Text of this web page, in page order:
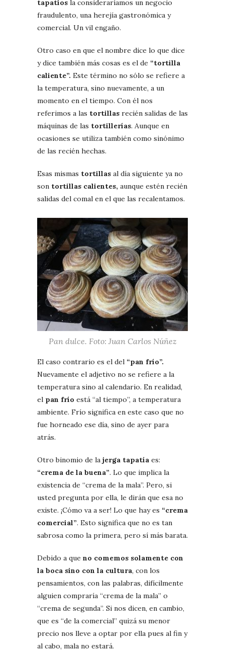
tapatíos la consideraríamos un negocio
fraudulento, una herejía gastronómica y
comercial. Un vil engaño.
Otro caso en que el nombre dice lo que dice
y dice también más cosas es el de “tortilla
caliente”. Este término no sólo se refiere a
la temperatura, sino nuevamente, a un
momento en el tiempo. Con él nos
referimos a las tortillas recién salidas de las
máquinas de las tortillerías. Aunque en
ocasiones se utiliza también como sinónimo
de las recién hechas.
Esas mismas tortillas al día siguiente ya no
son tortillas calientes, aunque estén recién
salidas del comal en el que las recalentamos.
Pan dulce. Foto: Juan Carlos Núñez
El caso contrario es el del “pan frío”.
Nuevamente el adjetivo no se refiere a la
temperatura sino al calendario. En realidad,
el pan frío está “al tiempo”, a temperatura
ambiente. Frío significa en este caso que no
fue horneado ese día, sino de ayer para
atrás.
Otro binomio de la jerga tapatía es:
“crema de la buena”. Lo que implica la
existencia de “crema de la mala”. Pero, si
usted pregunta por ella, le dirán que esa no
existe. ¡Cómo va a ser! Lo que hay es “crema
comercial”. Esto significa que no es tan
sabrosa como la primera, pero sí más barata.
Debido a que no comemos solamente con
la boca sino con la cultura, con los
pensamientos, con las palabras, difícilmente
alguien compraría “crema de la mala” o
“crema de segunda”. Si nos dicen, en cambio,
que es “de la comercial” quizá su menor
precio nos lleve a optar por ella pues al fin y
al cabo, mala no estará.